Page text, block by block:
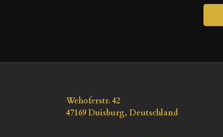
Wehoferstr. 42
47169Duisburg, Deutschland